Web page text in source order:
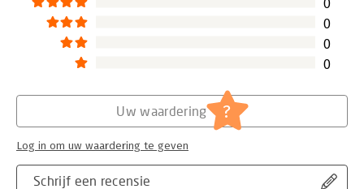
0
0
0
0
Schrijf een recensie
Uw waardering ?
Log in om uw waardering te geven